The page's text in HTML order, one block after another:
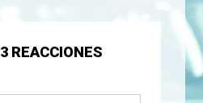
REACCIONES